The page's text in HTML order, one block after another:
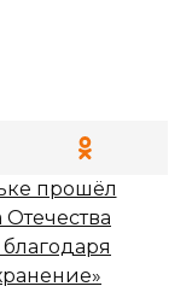
прошёл
благодаря